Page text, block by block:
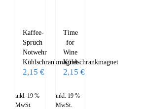
Kaffee-
Spruch
Notwehr
Kühlschrankmagnet
2,15 €
inkl. 19 %
MwSt.
Time
for
Wine
Kühlschrankmagnet
2,15 €
inkl. 19 %
MwSt.